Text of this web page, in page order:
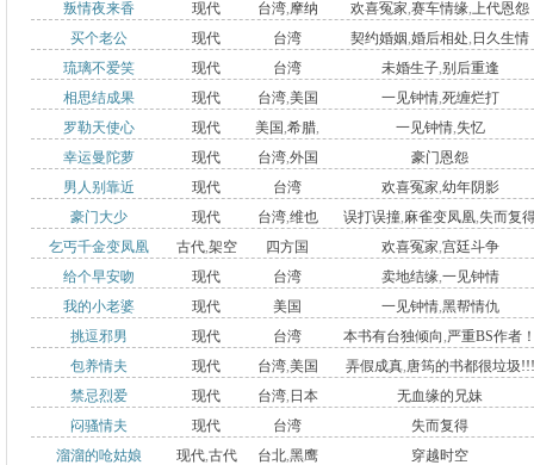
叛情夜来香 现代 台湾,摩纳
哥,巴黎
欢喜冤家,赛车情缘,上代恩怨
买个老公
现代 台湾 契约婚姻,婚后相处, 日久生情
琉璃不爱笑
现代 台湾 未婚生子,别后重逢
相思结成果
现代 台湾,美国 一见钟情,死缠烂打
罗勒天使心
现代 美国 ,希腊,
法国
一见钟情,失忆
幸运曼陀萝
现代 台湾,外国
豪门恩怨
男人别靠近
现代 台湾 欢喜冤家,幼年阴影
豪门大少
现代 台湾,维也
纳,法国
误打误撞,麻雀变凤凰,失而复
乞丐千金变凤凰
古代,架空 四方国 欢喜冤家,宫廷斗争
给个早安吻
现代 台湾 卖地结缘,一见钟情
我的小老婆
现代 美国 一见钟情,黑帮情仇
挑逗邪男
现代 台湾 本书有台独倾向 ,严重BS作者
包养情夫
现代 台湾,美国 弄假成真,唐筠的书都很垃圾!!!
禁忌烈爱
现代 台湾, 日本
无血缘的兄妹
闷骚情夫
现代 台湾
失而复得
溜溜的呛姑娘
现代,古代 台北,黑鹰
穿越时空